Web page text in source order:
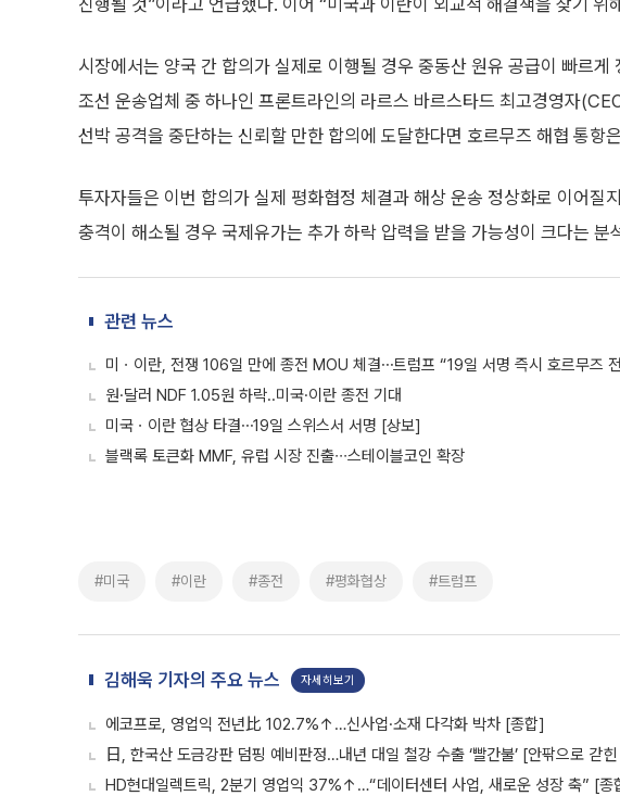
진행될 것”이라고 언급했다. 이어 “미국과 이란이 외교적 해결책을 찾기 위
시장에서는 양국 간 합의가 실제로 이행될 경우 중동산 원유 공급이 빠르
조선 운송업체 중 하나인 프론트라인의 라르스 바르스타드 최고경영자
선박 공격을 중단하는 신뢰할 만한 합의에 도달한다면 호르무즈 해협 통항
투자자들은 이번 합의가 실제 평화협정 체결과 해상 운송 정상화로 이어질
충격이 해소될 경우 국제유가는 추가 하락 압력을 받을 가능성이 크다는 분
관련 뉴스
미ㆍ이란, 전쟁 106일 만에 종전 MOU 체결⋯트럼프 “19일 서명 즉시 호르무즈
원·달러 NDF 1.05원 하락..미국·이란 종전 기대
미국ㆍ이란 협상 타결⋯19일 스위스서 서명 [상보]
블랙록 토큰화 MMF, 유럽 시장 진출∙∙∙스테이블코인 확장
#미국 #이란 #종전 #평화협상 #트럼프
김해욱 기자의 주요 뉴스 자세히보기
에코프로, 영업익 전년比 102.7%↑…신사업·소재 다각화 박차 [종합]
日, 한국산 도금강판 덤핑 예비판정…내년 대일 철강 수출 ‘빨간불’ [안팎으로 갇
HD현대일렉트릭, 2분기 영업익 37%↑…“데이터센터 사업, 새로운 성장 축” [종